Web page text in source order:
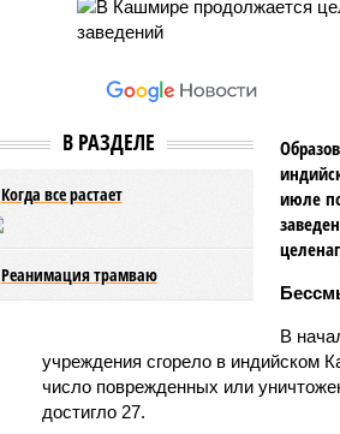
В РАЗДЕЛЕ
Когда все растает
Реанимация трамваю
июле
В
учреждения сгорело в индийском
число поврежденных или
достигло 27.